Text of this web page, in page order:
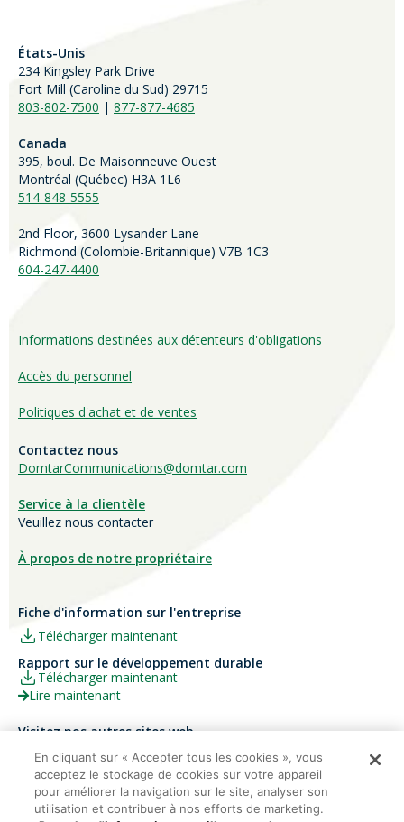
États-Unis
234 Kingsley Park Drive
Fort Mill (Caroline du Sud) 29715
803-802-7500 | 877-877-4685
Canada
395, boul. De Maisonneuve Ouest
Montréal (Québec) H3A 1L6
514-848-5555
2nd Floor, 3600 Lysander Lane
Richmond (Colombie-Britannique) V7B 1C3
604-247-4400
Informations destinées aux détenteurs d'obligations
Accès du personnel
Politiques d'achat et de ventes
Contactez nous
DomtarCommunications@domtar.com
Service à la clientèle
Veuillez nous contacter
À propos de notre propriétaire
Fiche d'information sur l'entreprise
Télécharger maintenant
Rapport sur le développement durable
Télécharger maintenant
Lire maintenant
Visitez nos autres sites web
Carrières
Ariva
Papier Xerox® Canada
Xerox® Paper USA
En cliquant sur « Accepter tous les cookies », vous
acceptez le stockage de cookies sur votre appareil
pour améliorer la navigation sur le site, analyser son
utilisation et contribuer à nos efforts de marketing.